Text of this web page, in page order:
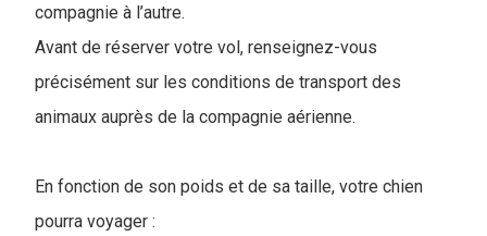
compagnie à l’autre.
Avant de réserver votre vol, renseignez-vous
précisément sur les conditions de transport des
animaux auprès de la compagnie aérienne.
En fonction de son poids et de sa taille, votre chien
pourra voyager :